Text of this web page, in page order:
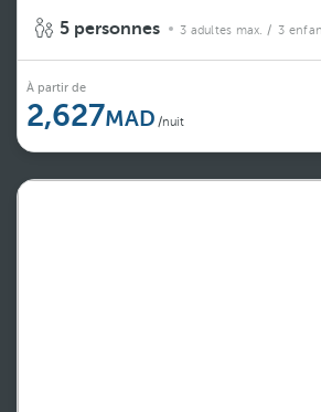
5 personnes 3 adultes max. / 3
À partir de
2,627 /nuit